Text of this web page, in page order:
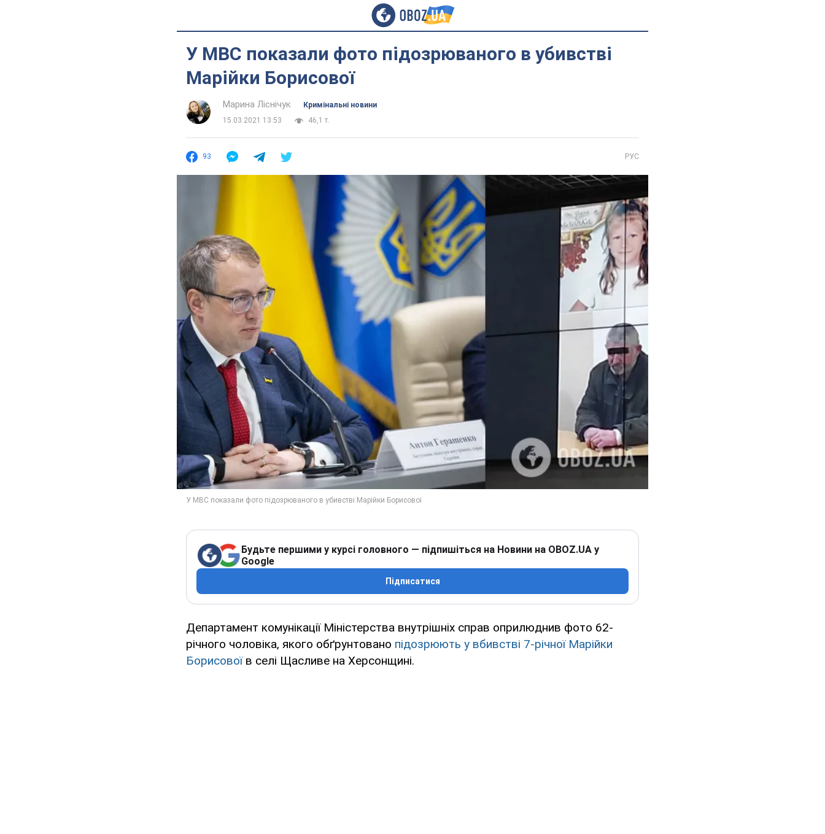
У МВС показали фото підозрюваного в убивстві
Марійки Борисової
Марина Ліснічук
Кримінальні новини
15.03.2021 13:53
46,1 т.
93 РУС
Будьте першими у курсі головного — підпишіться на Новини на OBOZ.UA у
Google
Підписатися
Департамент комунікації Міністерства внутрішніх справ оприлюднив фото 62-
річного чоловіка, якого обґрунтовано підозрюють у вбивстві 7-річної Марійки
Борисовоїв селі Щасливе на Херсонщині.